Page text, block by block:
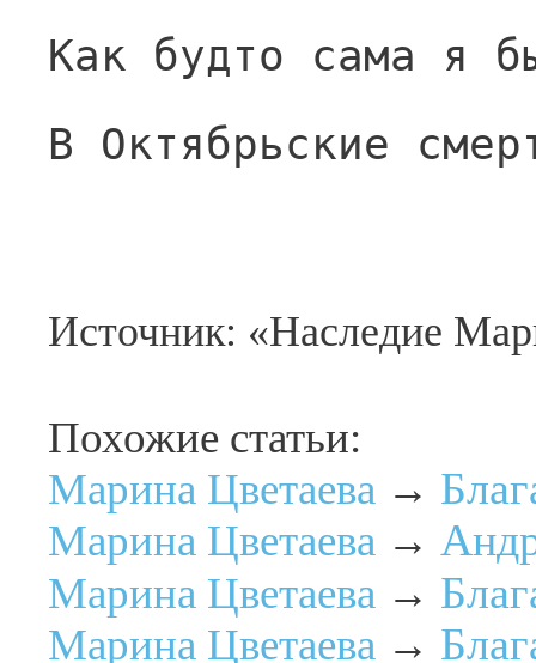
Как будто сама я
В Октябрьские
Источник: «Наследие
Похожие статьи:
Марина Цветаева →
Марина Цветаева →
Марина Цветаева →
Марина Цветаева →